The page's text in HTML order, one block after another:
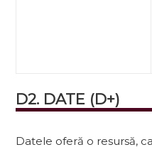
D2. DATE (D+)
Datele oferă o resursă,